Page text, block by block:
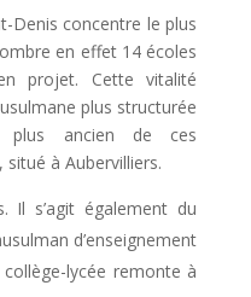
Denis concentre le plus
en effet 14 écoles
projet. Cette vitalité
plus structurée
plus ancien de ces
à Aubervilliers.
Il s’agit également du
d’enseignement
collège-lycée remonte à